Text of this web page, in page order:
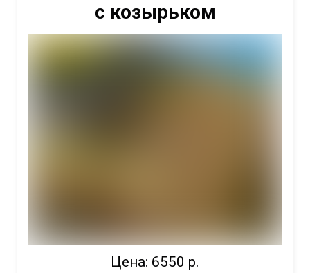
с козырьком
Цена: 6550 р.